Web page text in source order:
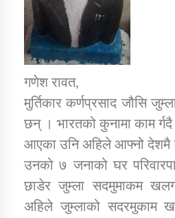
कर्णाली प्रविधि
सामाजिक बिकास
गणेश रावत,
मुर्तिकार कर्णप्रसाद जौसि
छन् । भारतको कुनामा काम
आएका उनि अहिले आफ्नो देशमै
उनको ७ जनाको घर
छाडेर जुम्ला सदमुमाकम
अहिले जुम्लाको सदरमुकाम